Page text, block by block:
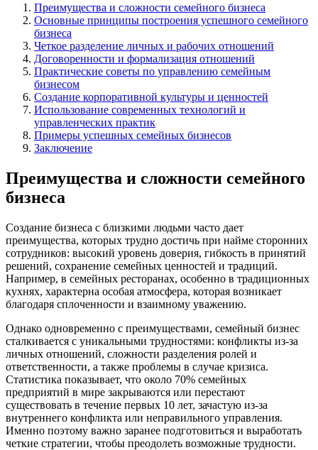
Преимущества и сложности семейного бизнеса
Основные принципы построения успешного семейного
бизнеса
Четкое разделение личных и рабочих отношений
Договоренности и формализация отношений
Практические советы по управлению семейным
бизнесом
Создание корпоративной культуры и ценностей
Использование современных технологий и
управленческих практик
Примеры успешных семейных бизнесов
Заключение
Преимущества и сложности семейного
бизнеса
Создание бизнеса с близкими людьми часто дает
преимущества, которых трудно достичь при найме сторонних
сотрудников: высокий уровень доверия, гибкость в принятий
решений, сохранение семейных ценностей и традиций.
Например, в семейных ресторанах, особенно в традиционных
кухнях, характерна особая атмосфера, которая возникает
благодаря сплоченности и взаимному уважению.
Однако одновременно с преимуществами, семейный бизнес
сталкивается с уникальными трудностями: конфликты из-за
личных отношений, сложности разделения ролей и
ответственности, а также проблемы в случае кризиса.
Статистика показывает, что около 70% семейных
предприятий в мире закрываются или перестают
существовать в течение первых 10 лет, зачастую из-за
внутреннего конфликта или неправильного управления.
Именно поэтому важно заранее подготовиться и выработать
четкие стратегии, чтобы преодолеть возможные трудности.